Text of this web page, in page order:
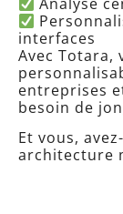
interfaces
Avec Totara,
entreprises
besoin de
Et vous,
architecture